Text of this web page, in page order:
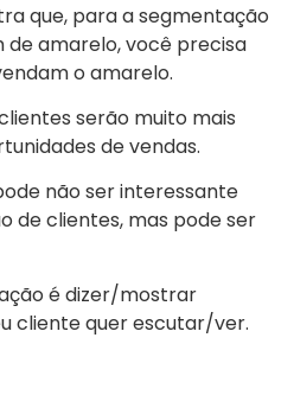
que, para a segmentação
de amarelo, você precisa
o amarelo.
serão muito mais
de vendas.
não ser interessante
de clientes, mas pode ser
é dizer/mostrar
cliente quer escutar/ver.